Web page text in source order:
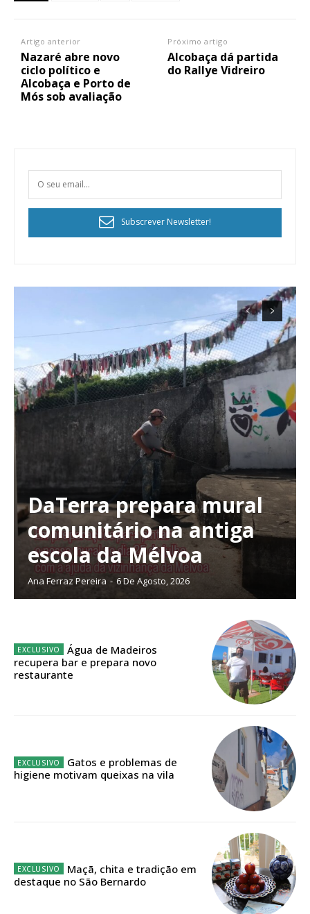
Planos de Assinatura
Faça-se assinante do Região de Cister e ajude-nos a manter este serviço
público!
Sendo assinante terá acesso a todos os conteúdos exclusivos e versões
12 meses
Artigo anterior
Nazaré abre novo
ciclo político e
Alcobaça e Porto de
Mós sob avaliação
Próximo artigo
Alcobaça dá partida
do Rallye Vidreiro
Subscrever Newsletter!
DaTerra prepara mural
comunitário na antiga
escola da Mélvoa
Ana Ferraz Pereira - 6 De Agosto, 2026
Água de Madeiros
recupera bar e prepara novo
restaurante
Gatos e problemas de
higiene motivam queixas na vila
Maçã, chita e tradição em
destaque no São Bernardo